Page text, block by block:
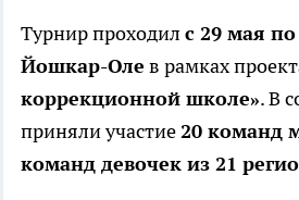
Турнир проходил с 29 мая
Йошкар-Оле в рамках
коррекционной школе». В
приняли участие20 команд
команд девочек из 21